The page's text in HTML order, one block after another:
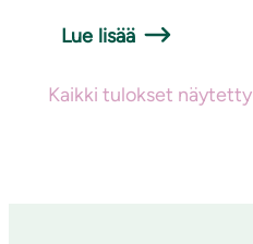
Lue lisää
Kaikki tulokset näytetty